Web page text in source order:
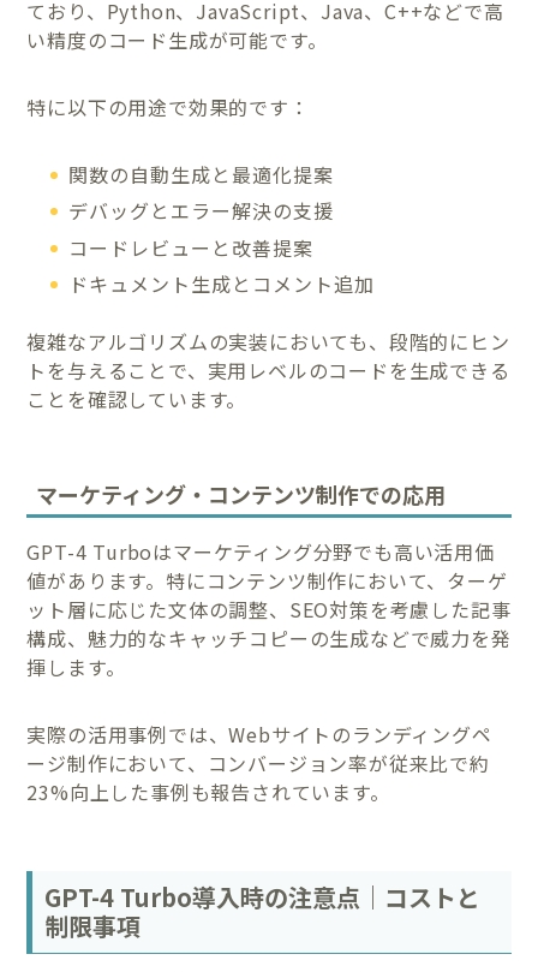
ており、Python、JavaScript、Java、C++などで高
い精度のコード生成が可能です。
特に以下の用途で効果的です：
関数の自動生成と最適化提案
デバッグとエラー解決の支援
コードレビューと改善提案
ドキュメント生成とコメント追加
複雑なアルゴリズムの実装においても、段階的にヒン
トを与えることで、実用レベルのコードを生成できる
ことを確認しています。
マーケティング・コンテンツ制作での応用
GPT-4 Turboはマーケティング分野でも高い活用価
値があります。特にコンテンツ制作において、ターゲ
ット層に応じた文体の調整、SEO対策を考慮した記事
構成、魅力的なキャッチコピーの生成などで威力を発
揮します。
実際の活用事例では、Webサイトのランディングペ
ージ制作において、コンバージョン率が従来比で約
23%向上した事例も報告されています。
GPT-4 Turbo導入時の注意点｜コストと
制限事項